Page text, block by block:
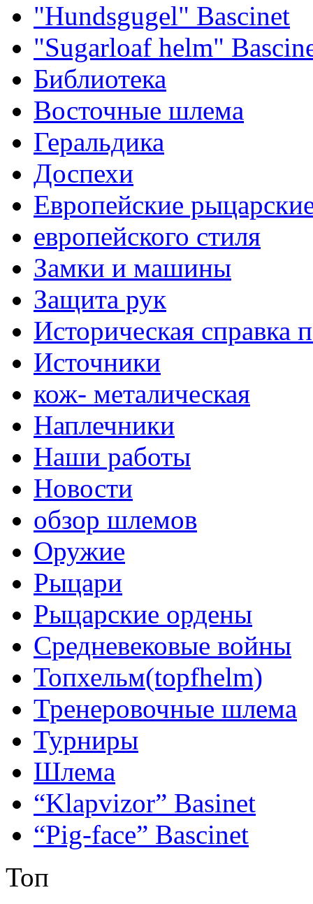
"Hundsgugel" Bascinet
"Sugarloaf helm"
Библиотека
Восточные шлема
Геральдика
Доспехи
Европейские
европейского стиля
Замки и машины
Защита рук
Историческая справка
Источники
кож- металическая
Наплечники
Наши работы
Новости
обзор шлемов
Оружие
Рыцари
Рыцарские ордены
Средневековые войны
Топхельм(topfhelm)
Тренеровочные шлема
Турниры
Шлема
“Klapvizor” Basinet
“Pig-face” Bascinet
Топ